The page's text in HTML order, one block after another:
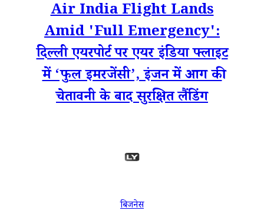
Air India Flight Lands
Amid 'Full Emergency':
दिल्ली एयरपोर्ट पर एयर इंडिया फ्लाइट
में ‘फुल इमरजेंसी’, इंजन में आग की
चेतावनी के बाद सुरक्षित लैंडिंग
बिजनेस